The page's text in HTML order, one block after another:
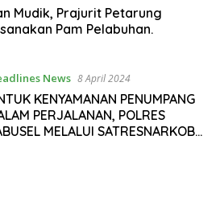
Mudik, Prajurit Petarung
Pam Pelabuhan.
News 8 April 2024
KENYAMANAN PENUMPANG
PERJALANAN, POLRES
MELALUI SATRESNARKOBA